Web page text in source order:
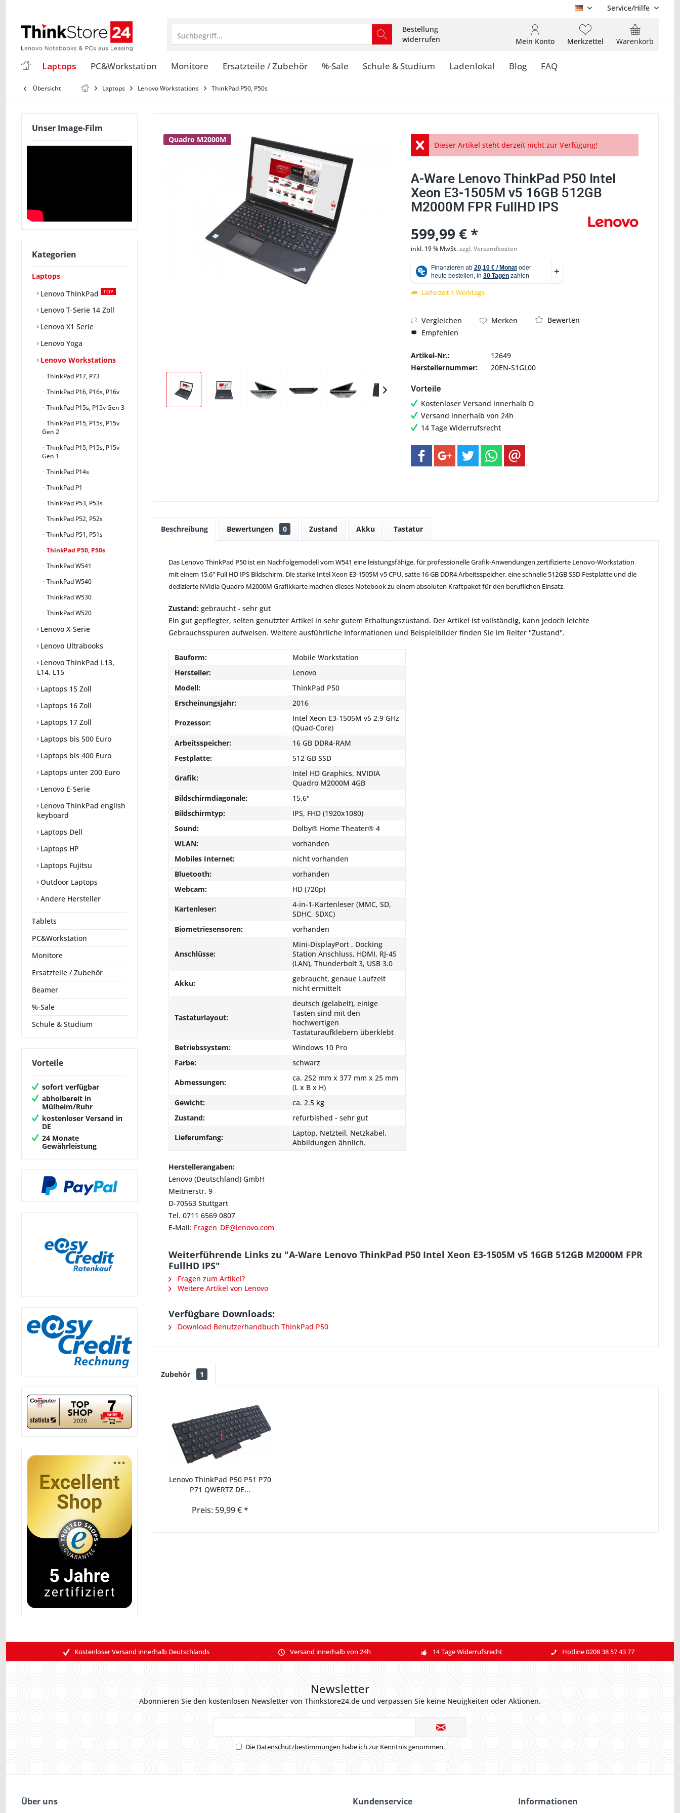
DE Service/Hilfe
Suchbegriff...
Bestellung
widerrufen
Warenkorb
Merkzettel
Mein Konto
Laptops PC&Workstation Monitore Ersatzteile / Zubehör %-Sale Schule & Studium Ladenlokal Blog FAQ
Übersicht Laptops Lenovo Workstations ThinkPad P50, P50s
Unser Image-Film
Kategorien
Laptops
Lenovo ThinkPad
TOP
Lenovo T-Serie 14 Zoll
Lenovo X1 Serie
Lenovo Yoga
Lenovo Workstations
ThinkPad P17, P73
ThinkPad P16, P16s, P16v
ThinkPad P15s, P15v Gen 3
ThinkPad P15, P15s, P15v
Gen 2
ThinkPad P15, P15s, P15v
Gen 1
ThinkPad P14s
ThinkPad P1
ThinkPad P53, P53s
ThinkPad P52, P52s
ThinkPad P51, P51s
ThinkPad P50, P50s
ThinkPad W541
ThinkPad W540
ThinkPad W530
ThinkPad W520
Lenovo X-Serie
Lenovo Ultrabooks
Lenovo ThinkPad L13,
L14, L15
Laptops 15 Zoll
Laptops 16 Zoll
Laptops 17 Zoll
Laptops bis 500 Euro
Laptops bis 400 Euro
Laptops unter 200 Euro
Lenovo E-Serie
Lenovo ThinkPad english
keyboard
Laptops Dell
Laptops HP
Laptops Fujitsu
Outdoor Laptops
Andere Hersteller
Tablets
PC&Workstation
Monitore
Ersatzteile / Zubehör
Beamer
%-Sale
Schule & Studium
Vorteile
sofort verfügbar
abholbereit in
Mülheim/Ruhr
kostenloser Versand in
DE
24 Monate
Gewährleistung
Quadro M2000M
Abbildung ähnlich
Dieser Artikel steht derzeit nicht zur Verfügung!
A-Ware Lenovo ThinkPad P50 Intel
Xeon E3-1505M v5 16GB 512GB
M2000M FPR FullHD IPS
599,99 € *
inkl. 19 % MwSt.zzgl. Versandkosten
Lieferzeit 1 Werktage
Vergleichen Merken
Bewerten
Empfehlen
Artikel-Nr.:
12649
Herstellernummer:
20EN-S1GL00
Vorteile
Kostenloser Versand innerhalb D
Versand innerhalb von 24h
14 Tage Widerrufsrecht
Beschreibung Bewertungen 0 Zustand Akku Tastatur
Das Lenovo ThinkPad P50 ist ein Nachfolgemodell vom W541 eine leistungsfähige, für professionelle Grafik-Anwendungen zertifizierte Lenovo-Workstation
mit einem 15,6" Full HD IPS Bildschirm. Die starke Intel Xeon E3-1505M v5 CPU, satte 16 GB DDR4 Arbeitsspeicher, eine schnelle 512GB SSD Festplatte und die
dedizierte NVidia Quadro M2000M Grafikkarte machen dieses Notebook zu einem absoluten Kraftpaket für den beruflichen Einsatz.
Zustand: gebraucht - sehr gut
Ein gut gepflegter, selten genutzter Artikel in sehr gutem Erhaltungszustand. Der Artikel ist vollständig, kann jedoch leichte
Gebrauchsspuren aufweisen. Weitere ausführliche Informationen und Beispielbilder finden Sie im Reiter "Zustand".
Bauform:
Mobile Workstation
Hersteller:
Lenovo
Modell:
ThinkPad P50
Erscheinungsjahr:
2016
Prozessor:
Intel Xeon E3-1505M v5 2,9 GHz
(Quad-Core)
Arbeitsspeicher:
16 GB DDR4-RAM
Festplatte:
512 GB SSD
Grafik:
Intel HD Graphics, NVIDIA
Quadro M2000M 4GB
Bildschirmdiagonale:
15,6"
Bildschirmtyp:
IPS, FHD (1920x1080)
Sound:
Dolby® Home Theater® 4
WLAN:
vorhanden
Mobiles Internet:
nicht vorhanden
Bluetooth:
vorhanden
Webcam:
HD (720p)
Kartenleser:
4-in-1-Kartenleser (MMC, SD,
SDHC, SDXC)
Biometriesensoren:
vorhanden
Anschlüsse:
Mini-DisplayPort , Docking
Station Anschluss, HDMI, RJ-45
(LAN), Thunderbolt 3, USB 3.0
Akku:
gebraucht, genaue Laufzeit
nicht ermittelt
Tastaturlayout:
deutsch (gelabelt), einige
Tasten sind mit den
hochwertigen
Tastaturaufklebern überklebt
Betriebssystem:
Windows 10 Pro
Farbe:
schwarz
Abmessungen:
ca. 252 mm x 377 mm x 25 mm
(L x B x H)
Gewicht:
ca. 2.5 kg
Zustand:
refurbished - sehr gut
Lieferumfang:
Laptop, Netzteil, Netzkabel.
Abbildungen ähnlich.
Herstellerangaben:
Lenovo (Deutschland) GmbH
Meitnerstr. 9
D-70563 Stuttgart
Tel. 0711 6569 0807
E-Mail: Fragen_DE@lenovo.com
Weiterführende Links zu "A-Ware Lenovo ThinkPad P50 Intel Xeon E3-1505M v5 16GB 512GB M2000M FPR
FullHD IPS"
Fragen zum Artikel?
Weitere Artikel von Lenovo
Verfügbare Downloads:
Download Benutzerhandbuch ThinkPad P50
Zubehör 1
Lenovo ThinkPad P50 P51 P70
P71 QWERTZ DE...
Preis: 59,99 € *
Kostenloser Versand innerhalb Deutschlands Versand innerhalb von 24h 14 Tage Widerrufsrecht Hotline 0208 38 57 43 77
Newsletter
Abonnieren Sie den kostenlosen Newsletter von Thinkstore24.de und verpassen Sie keine Neuigkeiten oder Aktionen.
Die Datenschutzbestimmungen habe ich zur Kenntnis genommen.
Über uns Kundenservice Informationen